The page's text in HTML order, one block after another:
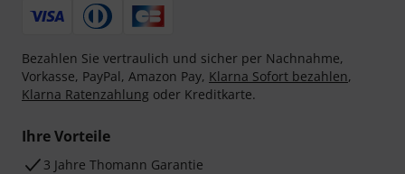
Bezahlen Sie vertraulich und sicher per Nachnahme,
Vorkasse, PayPal, Amazon Pay, Klarna Sofort bezahlen,
Klarna Ratenzahlung oder Kreditkarte.
Ihre Vorteile
3 Jahre Thomann Garantie